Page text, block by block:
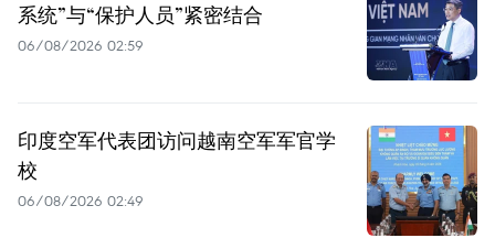
系统”与“保护人员”紧密结合
06/08/2026 02:59
印度空军代表团访问越南空军军官学
校
06/08/2026 02:49